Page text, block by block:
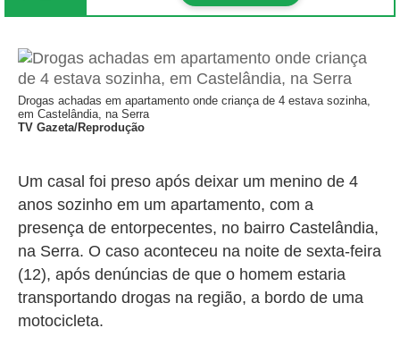
Drogas achadas em apartamento onde criança de 4 estava sozinha,
em Castelândia, na Serra
TV Gazeta/Reprodução
Um casal foi preso após deixar um menino de 4
anos sozinho em um apartamento, com a
presença de entorpecentes, no bairro Castelândia,
na Serra. O caso aconteceu na noite de sexta-feira
(12), após denúncias de que o homem estaria
transportando drogas na região, a bordo de uma
motocicleta.